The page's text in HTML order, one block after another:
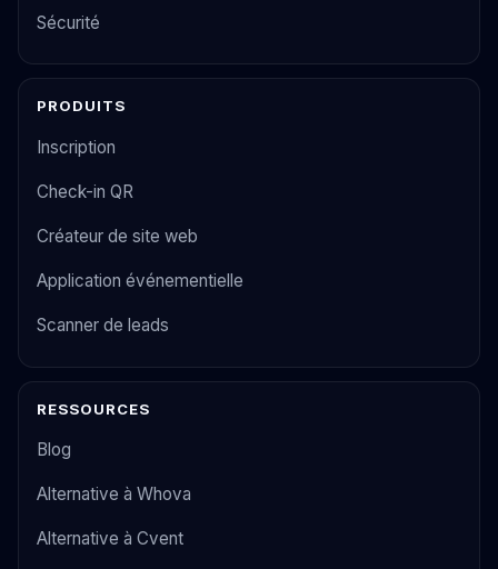
Sécurité
PRODUITS
Inscription
Check-in QR
Créateur de site web
Application événementielle
Scanner de leads
RESSOURCES
Blog
Alternative à Whova
Alternative à Cvent